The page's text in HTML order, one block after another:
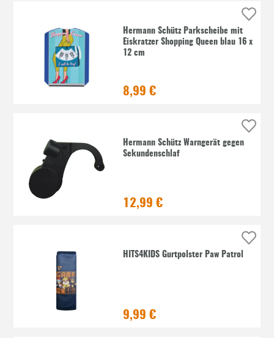
Hermann Schütz Parkscheibe mit
Eiskratzer Shopping Queen blau 16 x
12 cm
8,99 €
Hermann Schütz Warngerät gegen
Sekundenschlaf
12,99 €
HITS4KIDS Gurtpolster Paw Patrol
9,99 €